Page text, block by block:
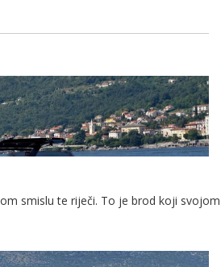
smislu te riječi. To je brod koji svojom